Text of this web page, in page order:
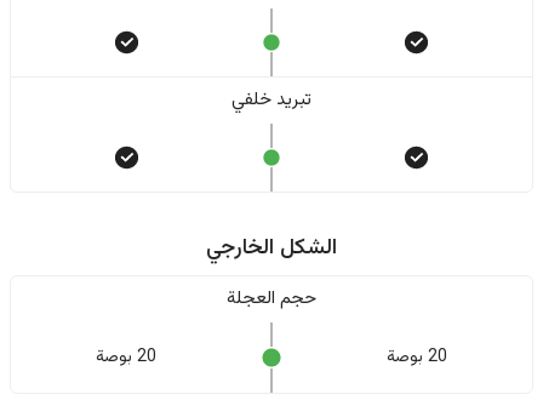
تبريد خلفي
الشكل الخارجي
حجم العجلة
20 بوصة 20 بوصة